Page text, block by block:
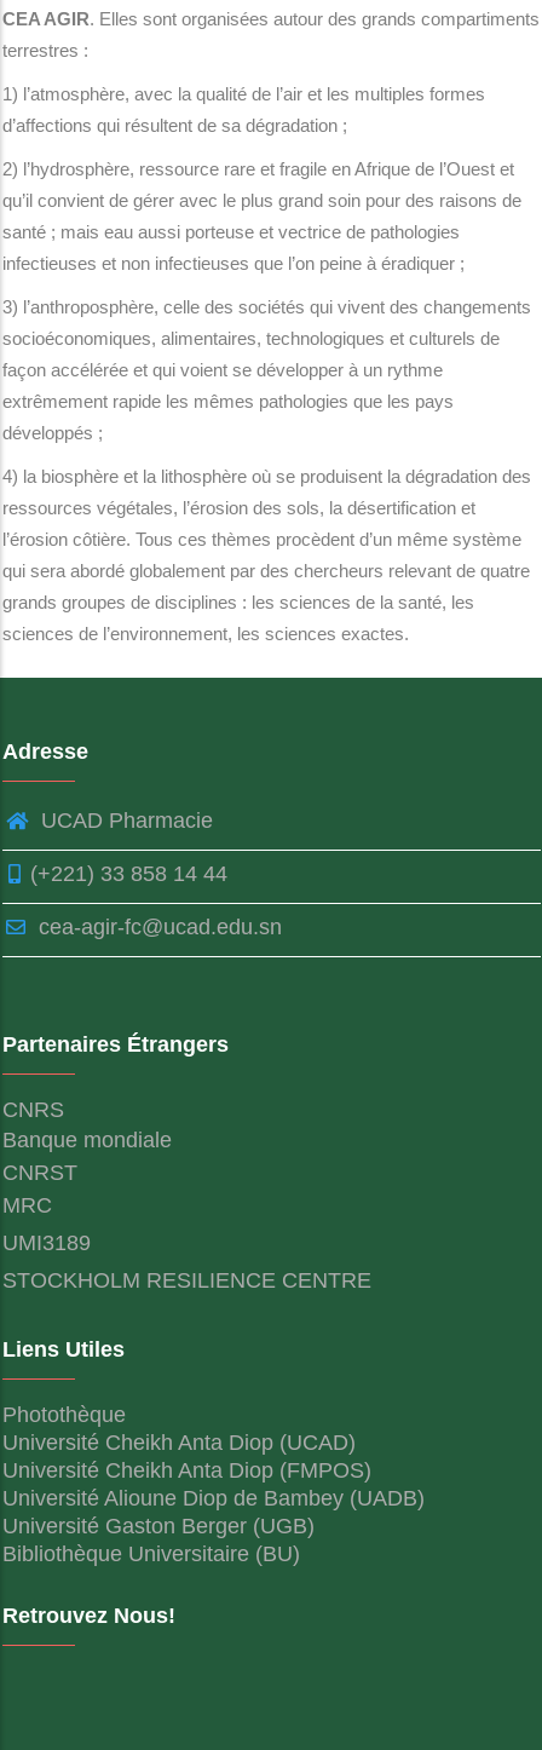
CEA AGIR. Elles sont organisées autour des grands compartiments
terrestres :
1) l’atmosphère, avec la qualité de l’air et les multiples formes
d’affections qui résultent de sa dégradation ;
2) l’hydrosphère, ressource rare et fragile en Afrique de l’Ouest et
qu’il convient de gérer avec le plus grand soin pour des raisons de
santé ; mais eau aussi porteuse et vectrice de pathologies
infectieuses et non infectieuses que l’on peine à éradiquer ;
3) l’anthroposphère, celle des sociétés qui vivent des changements
socioéconomiques, alimentaires, technologiques et culturels de
façon accélérée et qui voient se développer à un rythme
extrêmement rapide les mêmes pathologies que les pays
développés ;
4) la biosphère et la lithosphère où se produisent la dégradation des
ressources végétales, l’érosion des sols, la désertification et
l’érosion côtière. Tous ces thèmes procèdent d’un même système
qui sera abordé globalement par des chercheurs relevant de quatre
grands groupes de disciplines : les sciences de la santé, les
sciences de l’environnement, les sciences exactes.
Adresse
UCAD Pharmacie
(+221) 33 858 14 44
cea-agir-fc@ucad.edu.sn
Partenaires Étrangers
CNRS
Banque mondiale
CNRST
MRC
UMI3189
STOCKHOLM RESILIENCE CENTRE
Liens Utiles
Photothèque
Université Cheikh Anta Diop (UCAD)
Université Cheikh Anta Diop (FMPOS)
Université Alioune Diop de Bambey (UADB)
Université Gaston Berger (UGB)
Bibliothèque Universitaire (BU)
Retrouvez Nous!